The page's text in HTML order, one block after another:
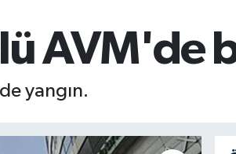
AVM'de
yangın.